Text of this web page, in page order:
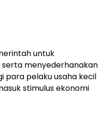
untuk
menyederhanakan
para pelaku usaha kecil
stimulus ekonomi